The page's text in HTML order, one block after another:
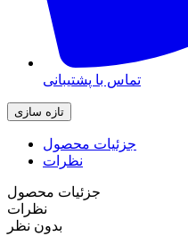
تماس با پشتیبانی
جزئیات محصول
نظرات
جزئیات محصول
نظرات
بدون نظر